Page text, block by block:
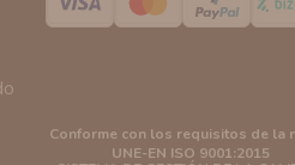
Conforme con los requisitos de la
UNE-EN ISO 9001:2015